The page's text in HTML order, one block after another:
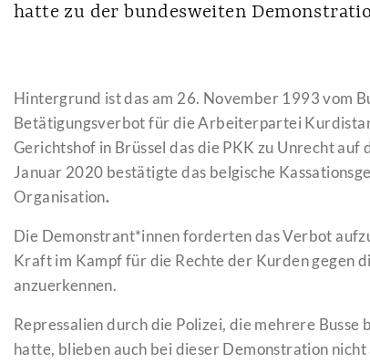
hatte zu der bundesweiten
Hintergrund ist das am 26. November 1993 vom
Betätigungsverbot für die Arbeiterpartei
Gerichtshof in Brüssel das die PKK zu Unrecht
Januar 2020 bestätigte das belgische
Organisation.
Die Demonstrant*innen forderten das Verbot
Kraft im Kampf für die Rechte der Kurden gegen
anzuerkennen.
Repressalien durch die Polizei, die mehrere
hatte, blieben auch bei dieser Demonstration